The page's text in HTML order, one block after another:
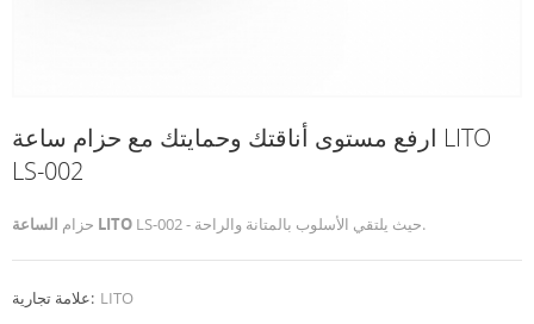
ارفع مستوى أناقتك وحمايتك مع حزام ساعة LITO
LS-002
حزام الساعة LITO LS-002 - حيث يلتقي الأسلوب بالمتانة والراحة.
علامة تجارية: LITO